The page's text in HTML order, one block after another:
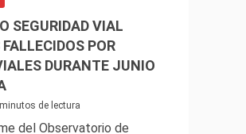
SEGURIDAD VIAL
POR
DURANTE JUNIO
de lectura
del Observatorio de